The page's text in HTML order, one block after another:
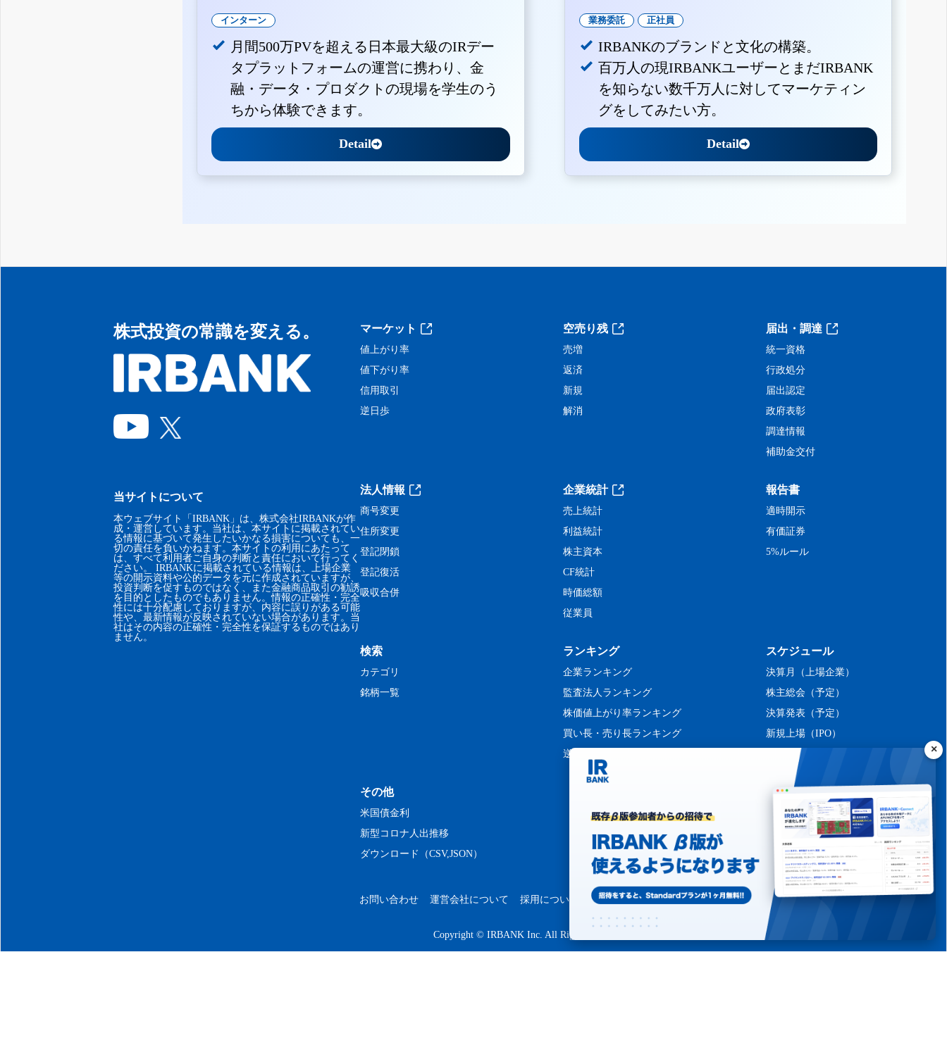
インターン
月間500万PVを超える日本最大級のIRデー
タプラットフォームの運営に携わり、金
融・データ・プロダクトの現場を学生のう
ちから体験できます。
Detail
業務委託 正社員
IRBANKのブランドと文化の構築。
百万人の現IRBANKユーザーとまだIRBANK
を知らない数千万人に対してマーケティン
グをしてみたい方。
Detail
株式投資の常識を変える。
当サイトについて
本ウェブサイト「IRBANK」は、株式会社IRBANKが作
成・運営しています。当社は、本サイトに掲載されてい
る情報に基づいて発生したいかなる損害についても、一
切の責任を負いかねます。本サイトの利用にあたって
は、すべて利用者ご自身の判断と責任において行ってく
ださい。 IRBANKに掲載されている情報は、上場企業
等の開示資料や公的データを元に作成されていますが、
投資判断を促すものではなく、また金融商品取引の勧誘
を目的としたものでもありません。情報の正確性・完全
性には十分配慮しておりますが、内容に誤りがある可能
性や、最新情報が反映されていない場合があります。当
社はその内容の正確性・完全性を保証するものではあり
ません。
マーケット
値上がり率
値下がり率
信用取引
逆日歩
空売り残
売増
返済
新規
解消
届出・調達
統一資格
行政処分
届出認定
政府表彰
調達情報
補助金交付
法人情報
商号変更
住所変更
登記閉鎖
登記復活
吸収合併
企業統計
売上統計
利益統計
株主資本
CF統計
時価総額
従業員
報告書
適時開示
有価証券
5%ルール
検索
カテゴリ
銘柄一覧
ランキング
企業ランキング
監査法人ランキング
株価値上がり率ランキング
買い長・売り長ランキング
逆日歩ランキング
スケジュール
決算月（上場企業）
株主総会（予定）
決算発表（予定）
新規上場（IPO）
その他
米国債金利
新型コロナ人出推移
ダウンロード（CSV,JSON）
お問い合わせ 運営会社について 採用について プライバシーポリシー
Copyright © IRBANK Inc. All Rights Reserved.